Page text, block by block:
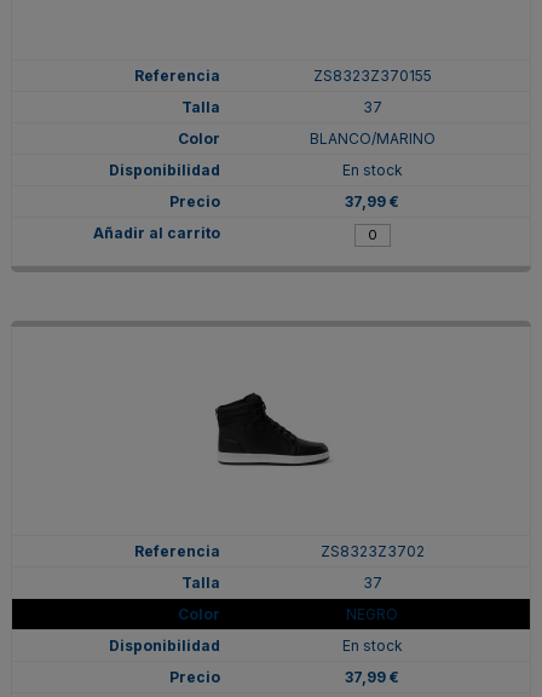
ZS8323Z370155
37
BLANCO/MARINO
En stock
37,99 €
ZS8323Z3702
37
NEGRO
En stock
37,99 €